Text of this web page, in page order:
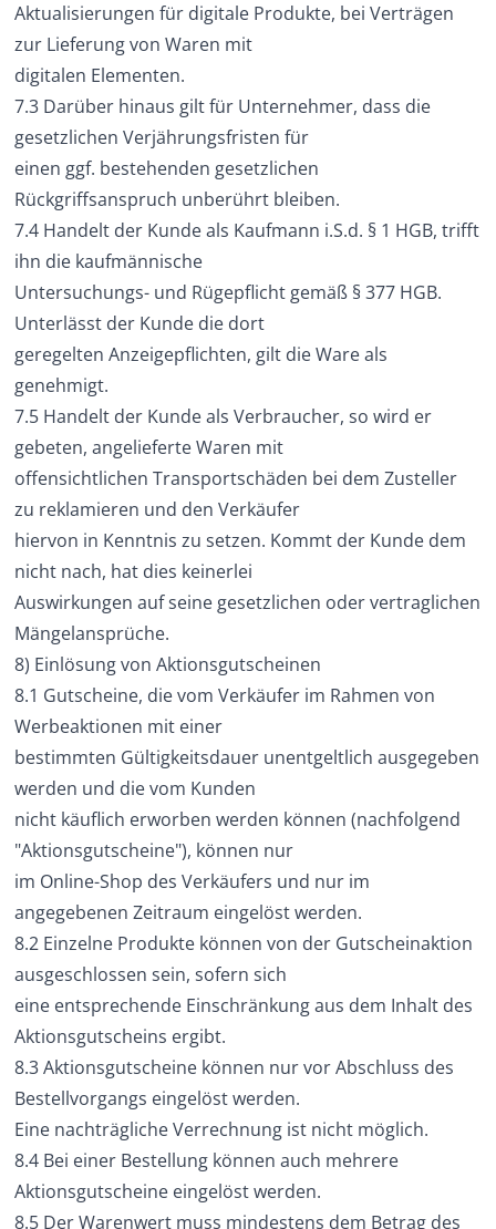
Aktualisierungen für digitale Produkte, bei Verträgen
zur Lieferung von Waren mit
digitalen Elementen.
7.3 Darüber hinaus gilt für Unternehmer, dass die
gesetzlichen Verjährungsfristen für
einen ggf. bestehenden gesetzlichen
Rückgriffsanspruch unberührt bleiben.
7.4 Handelt der Kunde als Kaufmann i.S.d. § 1 HGB, trifft
ihn die kaufmännische
Untersuchungs- und Rügepflicht gemäß § 377 HGB.
Unterlässt der Kunde die dort
geregelten Anzeigepflichten, gilt die Ware als
genehmigt.
7.5 Handelt der Kunde als Verbraucher, so wird er
gebeten, angelieferte Waren mit
offensichtlichen Transportschäden bei dem Zusteller
zu reklamieren und den Verkäufer
hiervon in Kenntnis zu setzen. Kommt der Kunde dem
nicht nach, hat dies keinerlei
Auswirkungen auf seine gesetzlichen oder vertraglichen
Mängelansprüche.
8) Einlösung von Aktionsgutscheinen
8.1 Gutscheine, die vom Verkäufer im Rahmen von
Werbeaktionen mit einer
bestimmten Gültigkeitsdauer unentgeltlich ausgegeben
werden und die vom Kunden
nicht käuflich erworben werden können (nachfolgend
"Aktionsgutscheine"), können nur
im Online-Shop des Verkäufers und nur im
angegebenen Zeitraum eingelöst werden.
8.2 Einzelne Produkte können von der Gutscheinaktion
ausgeschlossen sein, sofern sich
eine entsprechende Einschränkung aus dem Inhalt des
Aktionsgutscheins ergibt.
8.3 Aktionsgutscheine können nur vor Abschluss des
Bestellvorgangs eingelöst werden.
Eine nachträgliche Verrechnung ist nicht möglich.
8.4 Bei einer Bestellung können auch mehrere
Aktionsgutscheine eingelöst werden.
8.5 Der Warenwert muss mindestens dem Betrag des